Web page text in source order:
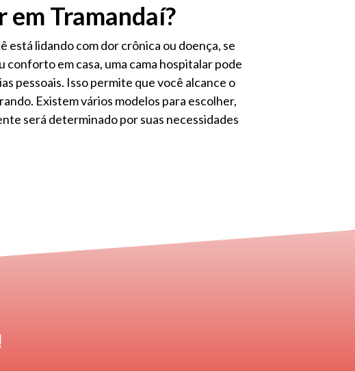
Tramandaí?
está lidando com dor crônica ou doença, se
em casa, uma cama hospitalar pode
pessoais. Isso permite que você alcance o
Existem vários modelos para escolher,
será determinado por suas necessidades